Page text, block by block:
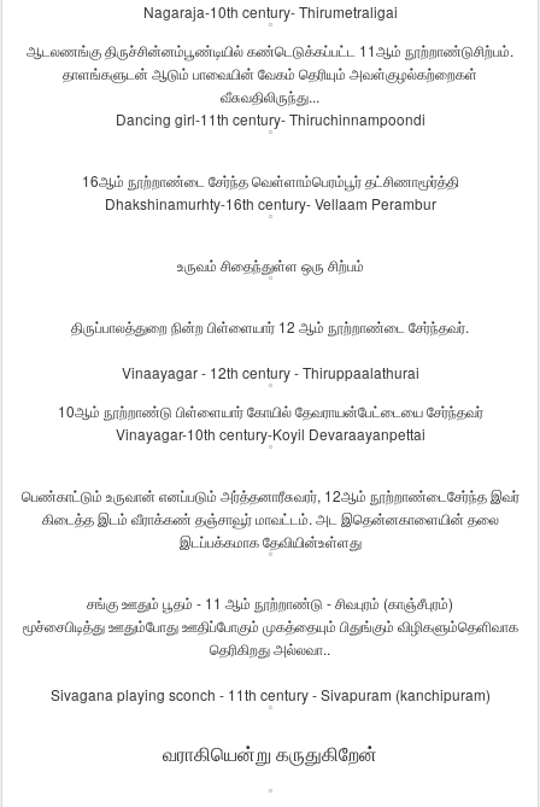
Nagaraja-10th century- Thirumetraligai
ஆடலணங்குதிருச்சின்னம்பூண்டியில்கண்டெடுக்கப்பட்ட 11ஆம் நூற்றாண்டுசிற்பம்.
தாளங்களுடன்ஆடும் பாவையின்வேகம் தெரியும் அவள்குழல்கற்றைகள்
வீசுவதிலிருந்து...
Dancing girl-11th century- Thiruchinnampoondi
16ஆம் நூற்றாண்டை சேர்ந்த வெள்ளாம்பெரம்பூர் தட்சிணாமூர்த்தி
Dhakshinamurhty-16th century- Vellaam Perambur
உருவம் சிதைந்துள்ள ஒரு சிற்பம்
திருப்பாலத்துறைநின்றபிள்ளையார் 12 ஆம் நூற்றாண்டை சேர்ந்தவர்.
Vinaayagar - 12th century - Thiruppaalathurai
10ஆம் நூற்றாண்டு பிள்ளையார் கோயில் தேவராயன்பேட்டையை சேர்ந்தவர்
Vinayagar-10th century-Koyil Devaraayanpettai
பெண்காட்டும் உருவான் எனப்படும் அர்த்தனாரீசுவரர், 12ஆம் நூற்றாண்டை சேர்ந்த இவர்
கிடைத்த இடம் வீராக்கண் தஞ்சாவூர் மாவட்டம். அட இதென்னகாளையின் தலை
இடப்பக்கமாக தேவியின்உள்ளது
சங்குஊதும் பூதம் - 11 ஆம் நூற்றாண்டு -சிவபுரம் (காஞ்சீபுரம்)
மூச்சைபிடித்து ஊதும்போது ஊதிப்போகும் முகத்தையும் பிதுங்கும் விழிகளும்தெளிவாக
தெரிகிறதுஅல்லவா..
Sivagana playing sconch - 11th century - Sivapuram (kanchipuram)
வராகியென்று கருதுகிறேன்